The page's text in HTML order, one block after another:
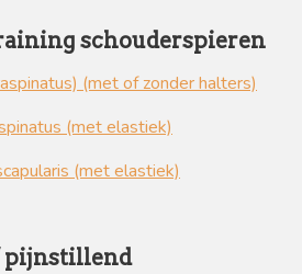
schouderspieren
(met of zonder halters)
(met elastiek)
(met elastiek)
pijnstillend